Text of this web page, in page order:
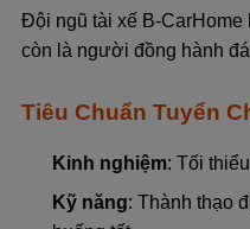
Đội ngũ tài xế B-
còn là người đồng hành
Tiêu Chuẩn Tuyển
Kinh nghiệm: Tối
Kỹ năng: Thành thạo